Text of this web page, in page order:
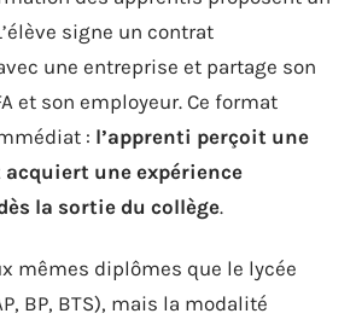
signe un contrat
une entreprise et partage son
et son employeur. Ce format
: l’apprenti perçoit une
une expérience
la sortie du collège.
mêmes diplômes que le lycée
BP, BTS), mais la modalité